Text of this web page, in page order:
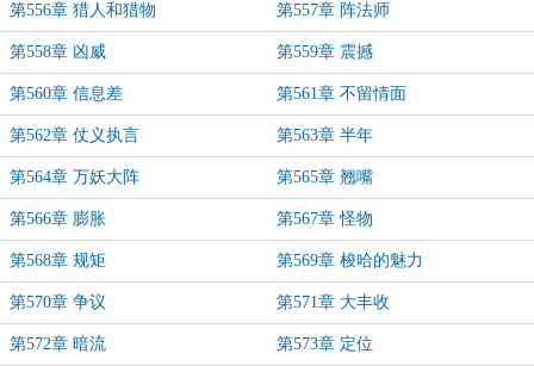
第556章 猎人和猎物 第557章 阵法师
第558章 凶威 第559章 震撼
第560章 信息差 第561章 不留情面
第562章 仗义执言 第563章 半年
第564章 万妖大阵 第565章 翘嘴
第566章 膨胀 第567章 怪物
第568章 规矩 第569章 梭哈的魅力
第570章 争议 第571章 大丰收
第572章 暗流 第573章 定位